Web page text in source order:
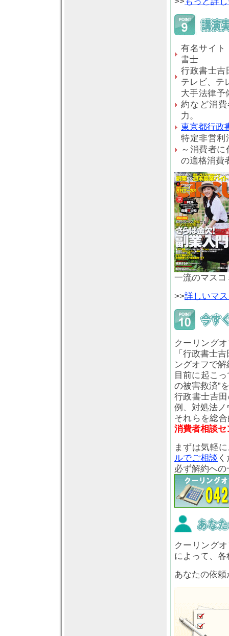
有名サイト
書士
行政書士吉
テレビ、テ
大手法律予
約など消
力。
東京都行政
特定非営利
～消費者
の適格消費
一流のマス
>>詳しいマ
クーリング
「行政書士
ングオフで
目前に起こ
の被害救済”
行政書士吉
例、対処法
それらを総
消費者相談セ
まずは気軽
ルでご相談
必ず解約へ
クーリング
によって、
あなたの依